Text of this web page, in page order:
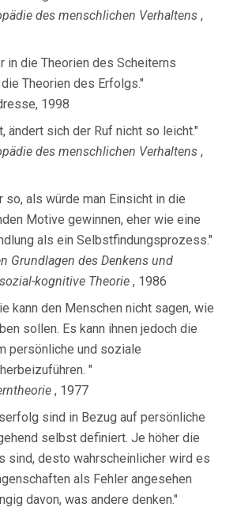
des menschlichen Verhaltens ,
in die Theorien des Scheiterns
Theorien des Erfolgs."
1998
ändert sich der Ruf nicht so leicht."
des menschlichen Verhaltens ,
so, als würde man Einsicht in die
Motive gewinnen, eher wie eine
als ein Selbstfindungsprozess."
Grundlagen des Denkens und
kognitive Theorie , 1986
kann den Menschen nicht sagen, wie
sollen. Es kann ihnen jedoch die
persönliche und soziale
"
, 1977
sind in Bezug auf persönliche
selbst definiert. Je höher die
sind, desto wahrscheinlicher wird es
als Fehler angesehen
davon, was andere denken."